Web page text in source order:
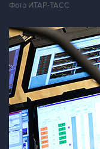
Фото ИТАР-ТАСС